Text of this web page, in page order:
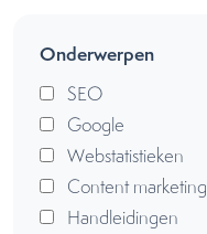
Onderwerpen
SEO
Google
Webstatistieken
Content marketing
Handleidingen